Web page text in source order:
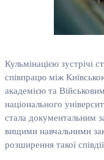
Кульмінацією зустрічі
співпрацю між
академією та
національного
стала документальним
вищими навчальними
розширення такої